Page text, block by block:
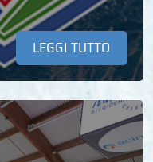
LEGGI TUTTO